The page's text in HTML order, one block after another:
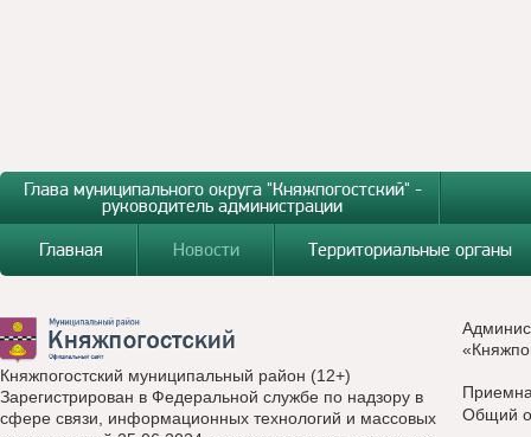
Глава муниципального округа "Княжпогостский" -
руководитель администрации
Главная
Новости Территориальные органы
Княжпогостский муниципальный район (12+)
Зарегистрирован в Федеральной службе по надзору в
сфере связи, информационных технологий и массовых
Общий